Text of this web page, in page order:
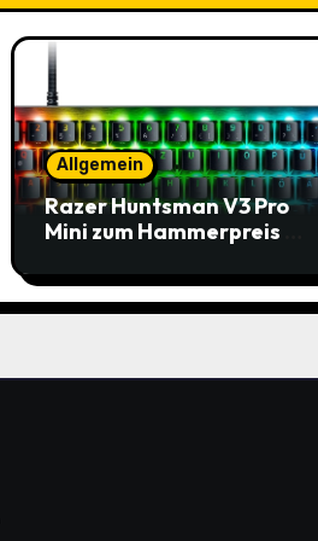
Allgemein
Razer Huntsman V3 Pro
Mini zum Hammerpreis –